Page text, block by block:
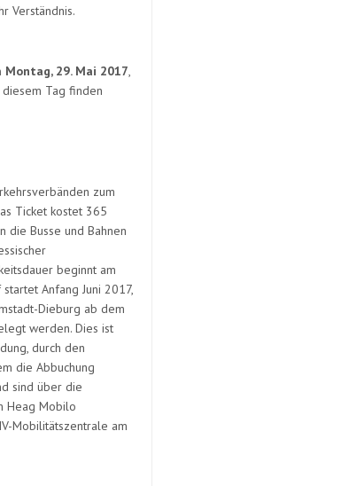
Verständnis.
Montag, 29. Mai 2017,
Tag finden
zum
Ticket kostet 365
die Busse und Bahnen
beginnt am
Anfang Juni 2017,
Dieburg ab dem
werden. Dies ist
durch den
die Abbuchung
sind über die
Heag Mobilo
Mobilitätszentrale am